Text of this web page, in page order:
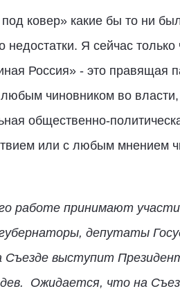
ковер» какие бы то ни
Я сейчас
Россия» - это правящая
любым чиновником во
общественно-
или с любым мнением
работе принимают
депутаты
выступит
Ожидается, что на